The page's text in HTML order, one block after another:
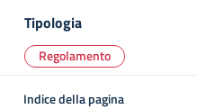
Tipologia
Regolamento
Indice della pagina